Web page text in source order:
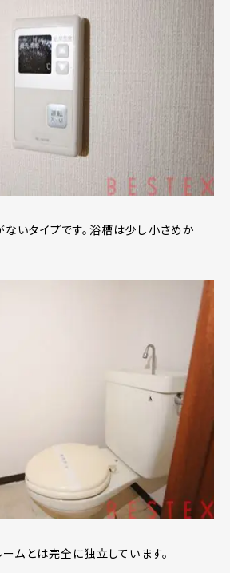
いタイプです。浴槽は少し小さめか
ームとは完全に独立しています。